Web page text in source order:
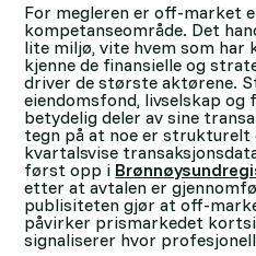
For megleren er off-market
kompetanseområde. Det
lite miljø, vite hvem som har
kjenne de finansielle og
driver de største aktørene.
eiendomsfond, livselskap
betydelig deler av sine
tegn på at noe er
kvartalsvise
først opp i
etter at avtalen er
publisiteten gjør at off-
påvirker prismarkedet
signaliserer hvor